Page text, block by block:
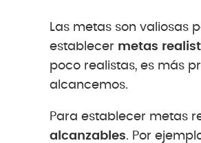
Las metas son valiosas
establecer metas
poco realistas, es más
alcancemos.
Para establecer metas
alcanzables. Por